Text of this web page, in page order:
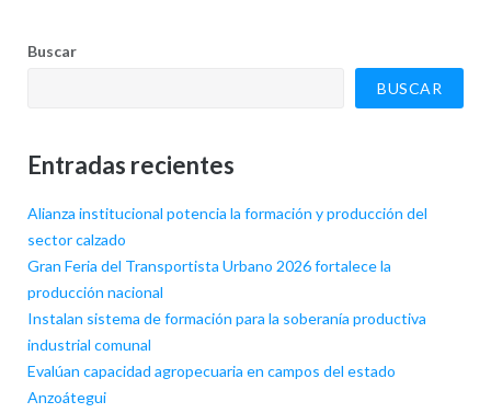
Buscar
BUSCAR
Entradas recientes
Alianza institucional potencia la formación y producción del
sector calzado
Gran Feria del Transportista Urbano 2026 fortalece la
producción nacional
Instalan sistema de formación para la soberanía productiva
industrial comunal
Evalúan capacidad agropecuaria en campos del estado
Anzoátegui